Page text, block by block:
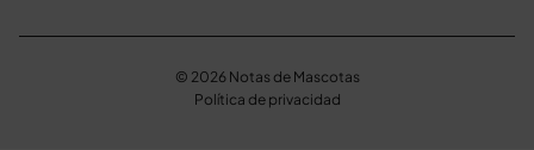
© 2026 Notas de Mascotas
Política de privacidad